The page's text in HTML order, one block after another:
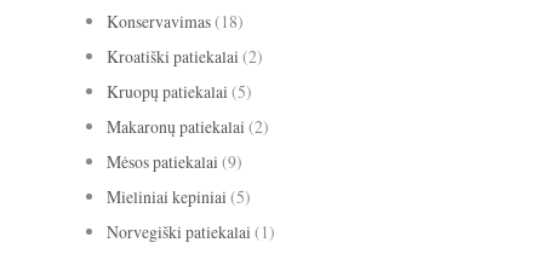
Konservavimas(18)
Kroatiški patiekalai (2)
Kruopų patiekalai (5)
Makaronų patiekalai (2)
Mėsos patiekalai (9)
Mieliniai kepiniai (5)
Norvegiški patiekalai (1)